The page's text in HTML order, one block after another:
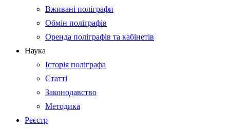
Вживані поліграфи
Обмін поліграфів
Оренда поліграфів та кабінетів
Наука
Історія поліграфа
Статті
Законодавство
Методика
Реєстр